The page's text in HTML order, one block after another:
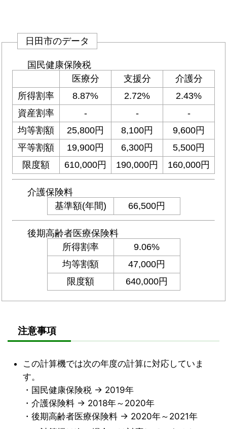
注意事項
この計算機では次の年度の計算に対応していま
す。
・国民健康保険税 → 2019年
・介護保険料 → 2018年～2020年
・後期高齢者医療保険料 → 2020年～2021年